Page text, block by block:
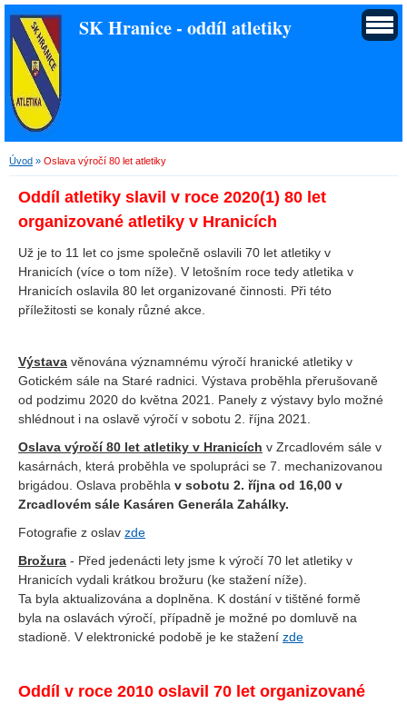
SK Hranice - oddíl atletiky
Úvod » Oslava výročí 80 let atletiky
Oddíl atletiky slavil v roce 2020(1) 80 let
organizované atletiky v Hranicích
Už je to 11 let co jsme společně oslavili 70 let atletiky v
Hranicích (více o tom níže). V letošním roce tedy atletika v
Hranicích oslavila 80 let organizované činnosti. Při této
příležitosti se konaly různé akce.
Výstava věnována významnému výročí hranické atletiky v
Gotickém sále na Staré radnici. Výstava proběhla přerušovaně
od podzimu 2020 do května 2021. Panely z výstavy bylo možné
shlédnout i na oslavě výročí v sobotu 2. října 2021.
Oslava výročí 80 let atletiky v Hranicích v Zrcadlovém sále v
kasárnách, která proběhla ve spolupráci se 7. mechanizovanou
brigádou. Oslava proběhla v sobotu 2. října od 16,00 v
Zrcadlovém sále Kasáren Generála Zahálky.
Fotografie z oslav zde
Brožura - Před jedenácti lety jsme k výročí 70 let atletiky v
Hranicích vydali krátkou brožuru (ke stažení níže).
Ta byla aktualizována a doplněna. K dostání v tištěné formě
byla na oslavách výročí, případně je možné po domluvě na
stadioně. V elektronické podobě je ke stažení zde
Oddíl v roce 2010 oslavil 70 let organizované